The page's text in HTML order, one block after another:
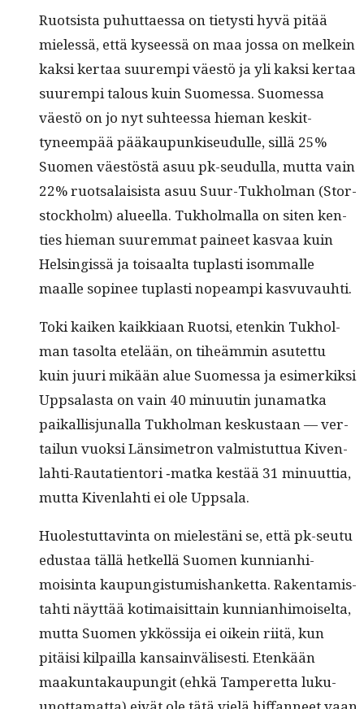
Ruot­sista puhut­taes­sa on tietysti hyvä pitää
mielessä, että kyseessä on maa jos­sa on melkein
kak­si ker­taa suurem­pi väestö ja yli kak­si ker­taa
suurem­pi talous kuin Suomes­sa. Suomes­sa
väestö on jo nyt suh­teessa hie­man keskit­
tyneem­pää pääkaupunkiseudulle, sil­lä 25%
Suomen väestöstä asuu pk-seudul­la, mut­ta vain
22% ruot­salai­sista asuu Suur-Tukhol­man (Stor­
stock­holm) alueel­la. Tukhol­mal­la on siten ken­
ties hie­man suurem­mat paineet kas­vaa kuin
Helsingis­sä ja toisaal­ta tuplas­ti isom­malle
maalle sopi­nee tuplas­ti nopeampi kasvuvauhti.
Toki kaiken kaikki­aan Ruot­si, etenkin Tukhol­
man tasol­ta etelään, on tiheäm­min asutet­tu
kuin juuri mikään alue Suomes­sa ja esimerkik­si
Upp­salas­ta on vain 40 min­uutin juna­mat­ka
paikallisju­nal­la Tukhol­man keskus­taan — ver­
tailun vuok­si Län­simetron valmis­tut­tua Kiven­
lahti-Rauta­tien­tori ‑mat­ka kestää 31 min­u­ut­tia,
mut­ta Kiven­lahti ei ole Uppsala.
Huolestut­tavin­ta on mielestäni se, että pk-seu­tu
edus­taa täl­lä het­kel­lä Suomen kun­ni­an­hi­
moisin­ta kaupungis­tu­mis­hanket­ta. Rak­en­tamis­
tahti näyt­tää koti­maisit­tain kun­ni­an­hi­moi­selta,
mut­ta Suomen ykkös­si­ja ei oikein riitä, kun
pitäisi kil­pail­la kan­sain­välis­es­ti. Etenkään
maakun­takaupun­git (ehkä Tam­peretta luku­